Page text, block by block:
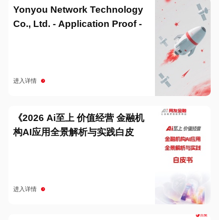
Yonyou Network Technology
Co., Ltd. - Application Proof -
进入详情
《2026 Ai至上 价值经营 金融机
构AI应用全景解析与实践白皮
进入详情